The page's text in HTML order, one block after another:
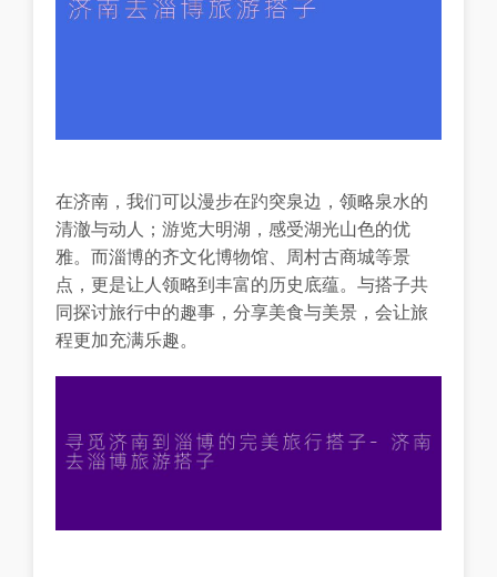
在济南，我们可以漫步在趵突泉边，领略泉水的
清澈与动人；游览大明湖，感受湖光山色的优
雅。而淄博的齐文化博物馆、周村古商城等景
点，更是让人领略到丰富的历史底蕴。与搭子共
同探讨旅行中的趣事，分享美食与美景，会让旅
程更加充满乐趣。